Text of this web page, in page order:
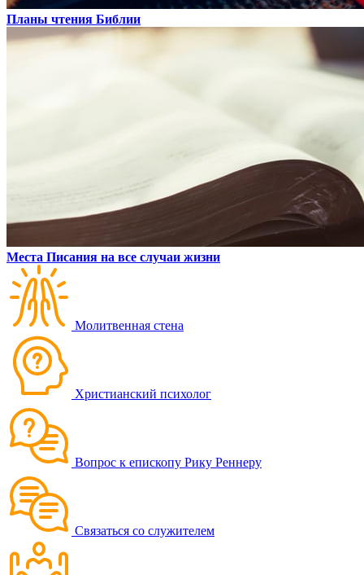
Планы чтения Библии
Места Писания на все случаи жизни
Молитвенная стена
Христианский психолог
Вопрос к епископу Рику Реннеру
Связаться со служителем